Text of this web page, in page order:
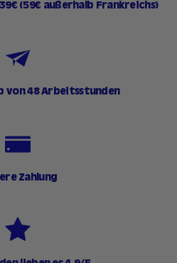
(59€ außerhalb Frankreichs)
von 48 Arbeitsstunden
Zahlung